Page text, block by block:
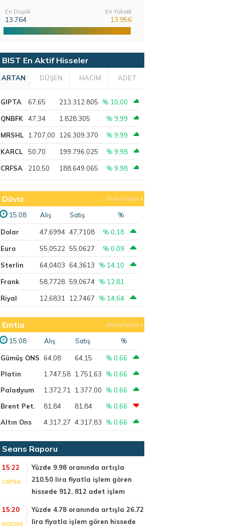
En Düşük
13.764
En Yüksek
13.956
BIST En Aktif Hisseler
ARTAN DÜŞEN HACİM ADET
GIPTA 67,65 213.312.805 % 10,00
QNBFK 47,34 1.828.305 % 9,99
MRSHL 1.707,00 126.309.370 % 9,99
KARCL 50,70 199.796.025 % 9,98
CRFSA 210,50 188.649.065 % 9,98
Döviz daha fazla
15:08 Alış Satış %
Dolar 47,6994 47,7108 % 0,18
Euro 55,0522 55,0627 % 0,09
Sterlin 64,0403 64,3613 % 14,10
Frank 58,7728 59,0674 % 12,81
Riyal 12,6831 12,7467 % 14,64
Emtia daha fazla
15:08 Alış Satış %
Gümüş ONS 64,08 64,15
% 0,66
Platin
1.747,58 1.751,63
% 0,66
Paladyum
1.372,71 1.377,00
% 0,66
Brent Pet.
81,84 81,84
% 0,66
Altın Ons
4.317,27 4.317,83 % 0,66
Seans Raporu
15:22
CRFSA
Yüzde 9.98 oranında artışla
210.50 lira fiyatla işlem gören
hissede 912, 812 adet işlem
15:20
RODRG
Yüzde 4.78 oranında artışla 26.72
lira fiyatla işlem gören hissede